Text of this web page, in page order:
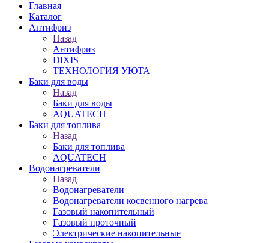
Главная
Каталог
Антифриз
Назад
Антифриз
DIXIS
ТЕХНОЛОГИЯ УЮТА
Баки для воды
Назад
Баки для воды
AQUATECH
Баки для топлива
Назад
Баки для топлива
AQUATECH
Водонагреватели
Назад
Водонагреватели
Водонагреватели косвенного нагрева
Газовый накопительный
Газовый проточный
Электрические накопительные